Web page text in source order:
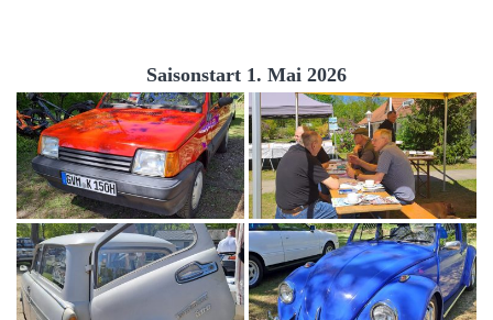
Saisonstart 1. Mai 2026